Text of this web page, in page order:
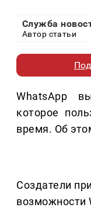
Служба
Автор статьи
WhatsApp
которое
время. Об
Создатели
возможности